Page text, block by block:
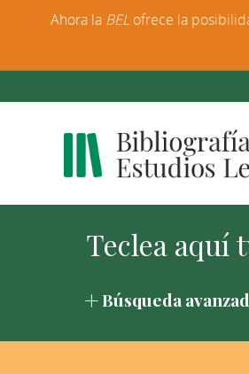
Búsqueda
Ahora la BEL ofrece la